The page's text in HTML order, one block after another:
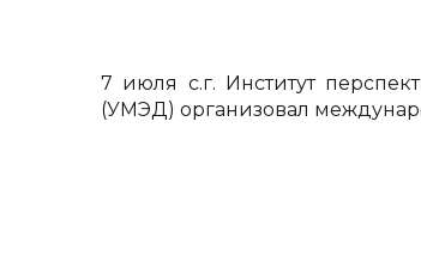
7 июля с.г. Институт
(УМЭД) организовал